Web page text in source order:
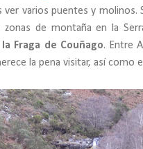
varios puentes y molinos.
de montaña en la
la Fraga de Couñago. Entre
la pena visitar, así como